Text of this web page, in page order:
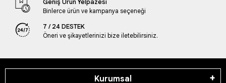
Geniş Ürün Yelpazesi
Binlerce ürün ve kampanya seçeneği
7 / 24 DESTEK
Öneri ve şikayetlerinizi bize iletebilirsiniz.
Kurumsal